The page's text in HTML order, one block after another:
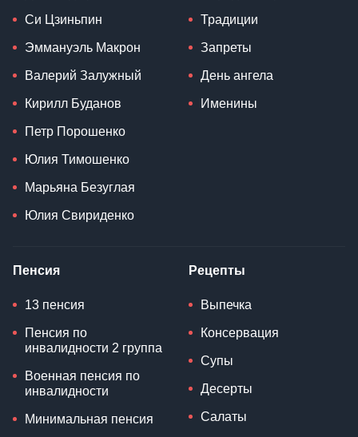
Си Цзиньпин
Эммануэль Макрон
Валерий Залужный
Кирилл Буданов
Петр Порошенко
Юлия Тимошенко
Марьяна Безуглая
Юлия Свириденко
Традиции
Запреты
День ангела
Именины
Пенсия
13 пенсия
Пенсия по
инвалидности 2 группа
Военная пенсия по
инвалидности
Минимальная пенсия
Рецепты
Выпечка
Консервация
Супы
Десерты
Салаты